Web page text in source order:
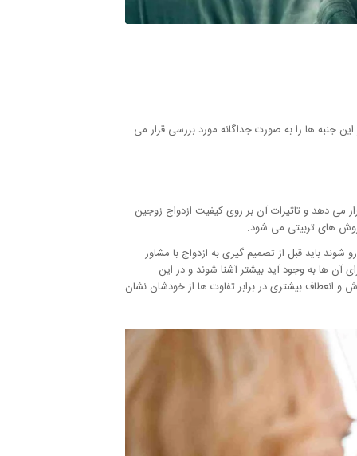
جنبه ها را به صورت جداگانه مورد بررسی قرار می
می دهد و تاثیرات آن بر روی کیفیت ازدواج زوجین
روش های تربیتی می شود.
باید قبل از تصمیم گیری به ازدواج با مشاور
آن ها به وجود آید بیشتر آشنا شوند و در این
انعطاف بیشتری در برابر تفاوت ها از خودشان نشان